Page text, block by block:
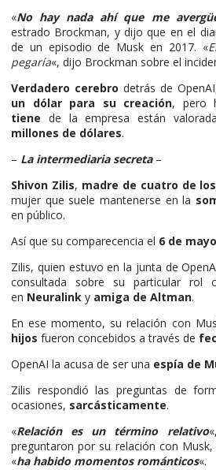
«No hay nada ahí que me
estrado Brockman, y dijo que en el
de un episodio de Musk en 2017. «
pegaría«, dijo Brockman sobre el
Verdadero cerebro detrás de
un dólar para su creación, pero
tiene de la empresa están
millones de dólares.
– La intermediaria secreta –
Shivon Zilis, madre de cuatro de
mujer que suele mantenerse en la
en público.
Así que su comparecencia el 6 de
Zilis, quien estuvo en la junta de
consultada sobre su particular rol
en Neuralink y amiga de Altman.
En ese momento, su relación con
hijos fueron concebidos a través de
OpenAI la acusa de ser una espía de
Zilis respondió las preguntas de
ocasiones, sarcásticamente.
«Relación es un término relativo
preguntaron por su relación con
«ha habido momentos románticos«.